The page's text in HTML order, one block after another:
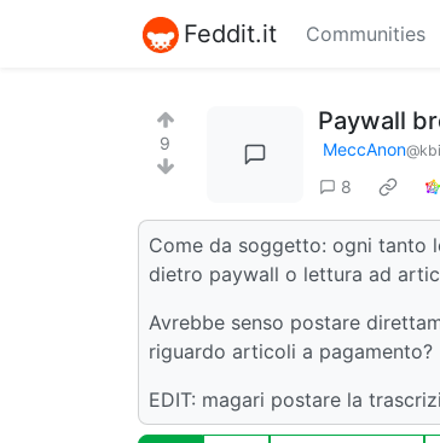
Feddit.it Communities
9
Paywall
MeccAnon
8
Come da soggetto: ogni tanto
dietro paywall o lettura ad
Avrebbe senso postare
riguardo articoli a pagamento?
EDIT: magari postare la